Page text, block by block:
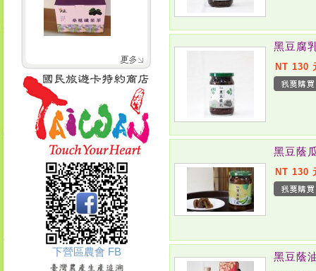
下營區農會 FB
黑豆腐
NT 130
黑豆蔭
NT 130
黑豆蔭